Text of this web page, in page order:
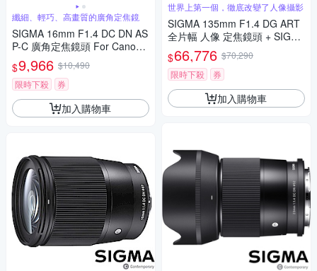
纖細、輕巧、高畫質的廣角定焦鏡
SIGMA 16mm F1.4 DC DN AS
P-C 廣角定焦鏡頭 For Canon
RF-mount (公司貨)
$9,966 $10,490
限時下殺
券
加入購物車
世界上第一個，徹底改變了人像攝影
SIGMA 135mm F1.4 DG ART
全片幅 人像 定焦鏡頭 + SIGM
A WR UV 105mm 保護鏡 For
SONY E-mount (公司貨)
$66,776 $70,290
限時下殺
券
加入購物車